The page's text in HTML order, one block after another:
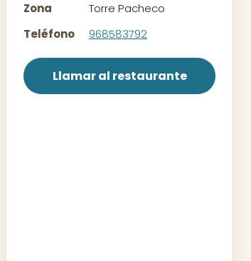
Zona
Torre Pacheco
Teléfono
968583792
Llamar al restaurante